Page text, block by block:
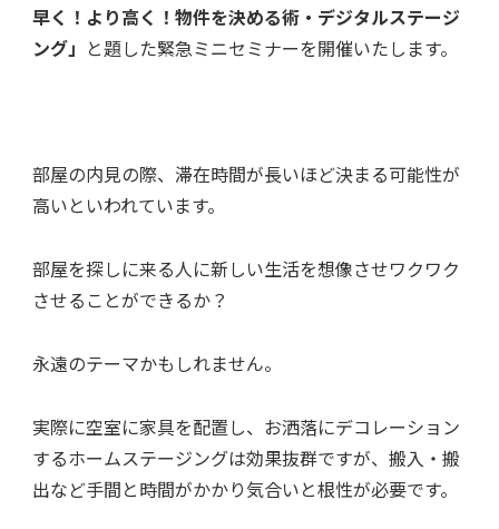
早く！より高く！物件を決める術・デジタルステージ
ング」 と題した緊急ミニセミナーを開催いたします。
部屋の内見の際、滞在時間が長いほど決まる可能性が
高いといわれています。
部屋を探しに来る人に新しい生活を想像させワクワク
させることができるか？
永遠のテーマかもしれません。
実際に空室に家具を配置し、 お洒落にデコレーション
するホームステージングは効果抜群ですが、 搬入・搬
出など手間と時間がかかり気合いと根性が必要です。